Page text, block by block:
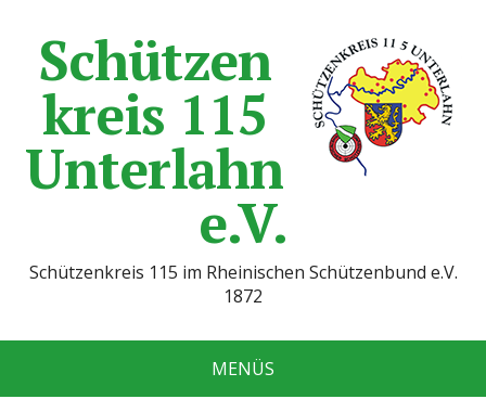
Schützen
kreis 115
Unterlahn
e.V.
Schützenkreis 115 im Rheinischen Schützenbund e.V.
1872
MENÜS